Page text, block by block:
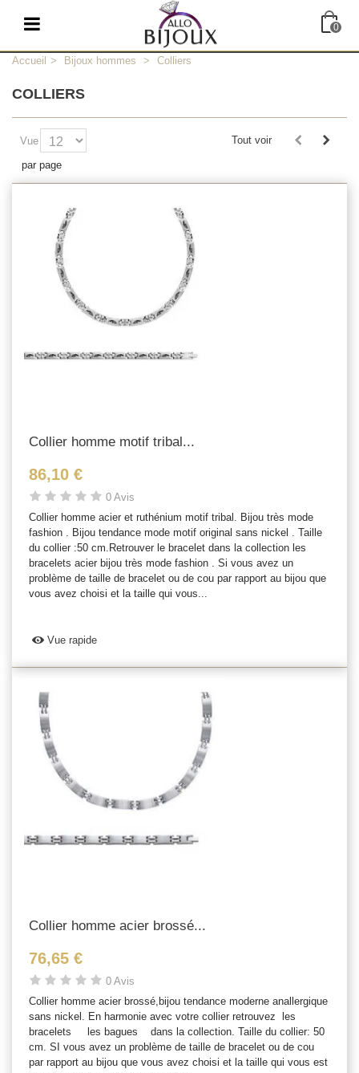
0
Accueil > Bijoux hommes > Colliers
COLLIERS
Vue
par page
Tout voir
Collier homme motif tribal...
86,10 €
0 Avis
Collier homme acier et ruthénium motif tribal. Bijou très mode
fashion . Bijou tendance mode motif original sans nickel . Taille
du collier :50 cm.Retrouver le bracelet dans la collection les
bracelets acier bijou très mode fashion . Si vous avez un
problème de taille de bracelet ou de cou par rapport au bijou que
vous avez choisi et la taille qui vous...
Vue rapide
Collier homme acier brossé...
76,65 €
0 Avis
Collier homme acier brossé,bijou tendance moderne anallergique
sans nickel. En harmonie avec votre collier retrouvez les
bracelets les bagues dans la collection. Taille du collier: 50
cm. SI vous avez un problème de taille de bracelet ou de cou
par rapport au bijou que vous avez choisi et la taille qui vous est